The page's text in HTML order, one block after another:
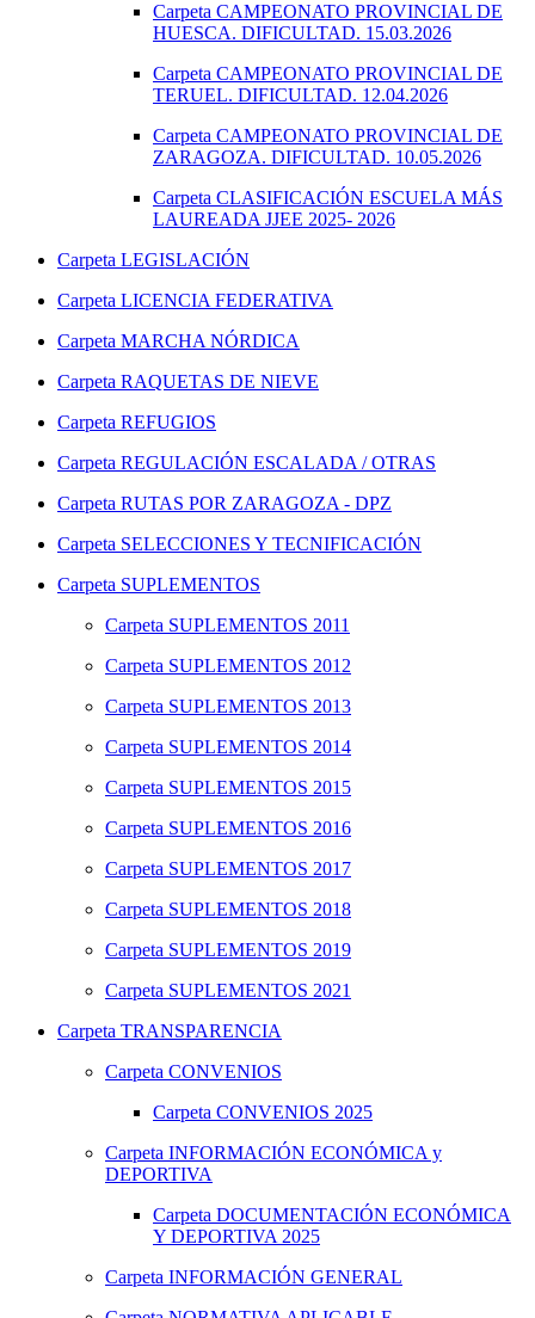
Carpeta CAMPEONATO PROVINCIAL DE
HUESCA. DIFICULTAD. 15.03.2026
Carpeta CAMPEONATO PROVINCIAL DE
TERUEL. DIFICULTAD. 12.04.2026
Carpeta CAMPEONATO PROVINCIAL DE
ZARAGOZA. DIFICULTAD. 10.05.2026
Carpeta CLASIFICACIÓN ESCUELA MÁS
LAUREADA JJEE 2025- 2026
Carpeta LEGISLACIÓN
Carpeta LICENCIA FEDERATIVA
Carpeta MARCHA NÓRDICA
Carpeta RAQUETAS DE NIEVE
Carpeta REFUGIOS
Carpeta REGULACIÓN ESCALADA / OTRAS
Carpeta RUTAS POR ZARAGOZA - DPZ
Carpeta SELECCIONES Y TECNIFICACIÓN
Carpeta SUPLEMENTOS
Carpeta SUPLEMENTOS 2011
Carpeta SUPLEMENTOS 2012
Carpeta SUPLEMENTOS 2013
Carpeta SUPLEMENTOS 2014
Carpeta SUPLEMENTOS 2015
Carpeta SUPLEMENTOS 2016
Carpeta SUPLEMENTOS 2017
Carpeta SUPLEMENTOS 2018
Carpeta SUPLEMENTOS 2019
Carpeta SUPLEMENTOS 2021
Carpeta TRANSPARENCIA
Carpeta CONVENIOS
Carpeta CONVENIOS 2025
Carpeta INFORMACIÓN ECONÓMICA y
DEPORTIVA
Carpeta DOCUMENTACIÓN ECONÓMICA
Y DEPORTIVA 2025
Carpeta INFORMACIÓN GENERAL